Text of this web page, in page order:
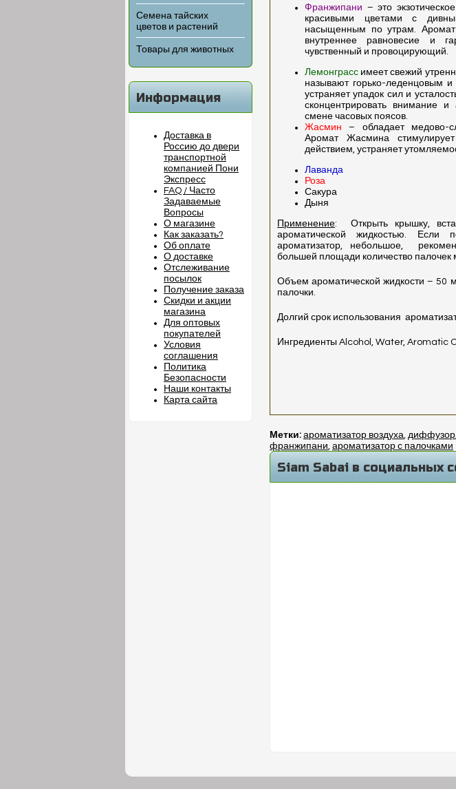
Семена тайских
цветов и растений
Товары для животных
Информация
Доставка в
Россию до двери
транспортной
компанией Пони
Экспресс
FAQ / Часто
Задаваемые
Вопросы
О магазине
Как заказать?
Об оплате
О доставке
Отслеживание
посылок
Получение заказа
Скидки и акции
магазина
Для оптовых
покупателей
Условия
соглашения
Политика
Безопасности
Наши контакты
Карта сайта
Франжипани – это
красивыми цветами с
насыщенным по утрам. Аромат
внутреннее равновесие и
чувственный и провоцирующий.
Лемонграсс имеет свежий
называют горько-леденцовым
устраняет упадок сил и
сконцентрировать внимание
смене часовых поясов.
Жасмин – обладает медово-
Аромат Жасмина стимулирует
действием, устраняет
Лаванда
Роза
Сакура
Дыня
Применение: Открыть крышку,
ароматической жидкостью. Если
ароматизатор, небольшое,
большей площади количество палочек
Объем ароматической жидкости – 50
палочки.
Долгий срок использования
Ингредиенты Alcohol, Water, Aromatic
Метки: ароматизатор воздуха, диффузор
франжипани, ароматизатор с палочками
Siam Sabai в социальных